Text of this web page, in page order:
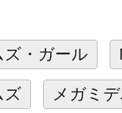
メガミデバイ
デザイン設計
インをメガミ
、メカニックデ
・ガール
ズ メガミ